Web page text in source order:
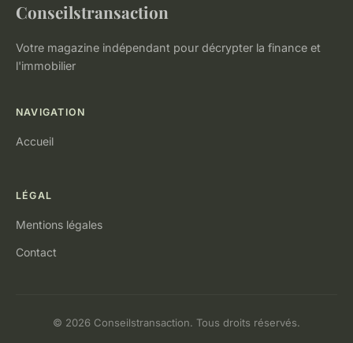
Conseilstransaction
Votre magazine indépendant pour décrypter la finance et
l'immobilier
NAVIGATION
Accueil
LÉGAL
Mentions légales
Contact
© 2026 Conseilstransaction. Tous droits réservés.